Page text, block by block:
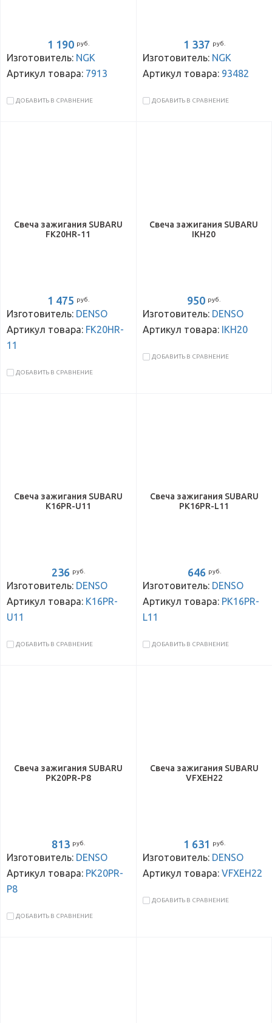
1 190 руб.
Изготовитель: NGK
Артикул товара: 7913
ДОБАВИТЬ В СРАВНЕНИЕ
1 337 руб.
Изготовитель: NGK
Артикул товара: 93482
ДОБАВИТЬ В СРАВНЕНИЕ
Свеча зажигания SUBARU
FK20HR-11
1 475 руб.
Изготовитель: DENSO
Артикул товара: FK20HR-
11
ДОБАВИТЬ В СРАВНЕНИЕ
Свеча зажигания SUBARU
IKH20
950 руб.
Изготовитель: DENSO
Артикул товара: IKH20
ДОБАВИТЬ В СРАВНЕНИЕ
Свеча зажигания SUBARU
K16PR-U11
236 руб.
Изготовитель: DENSO
Артикул товара: K16PR-
U11
ДОБАВИТЬ В СРАВНЕНИЕ
Свеча зажигания SUBARU
PK16PR-L11
646 руб.
Изготовитель: DENSO
Артикул товара: PK16PR-
L11
ДОБАВИТЬ В СРАВНЕНИЕ
Свеча зажигания SUBARU
PK20PR-P8
813 руб.
Изготовитель: DENSO
Артикул товара: PK20PR-
P8
ДОБАВИТЬ В СРАВНЕНИЕ
Свеча зажигания SUBARU
VFXEH22
1 631 руб.
Изготовитель: DENSO
Артикул товара: VFXEH22
ДОБАВИТЬ В СРАВНЕНИЕ